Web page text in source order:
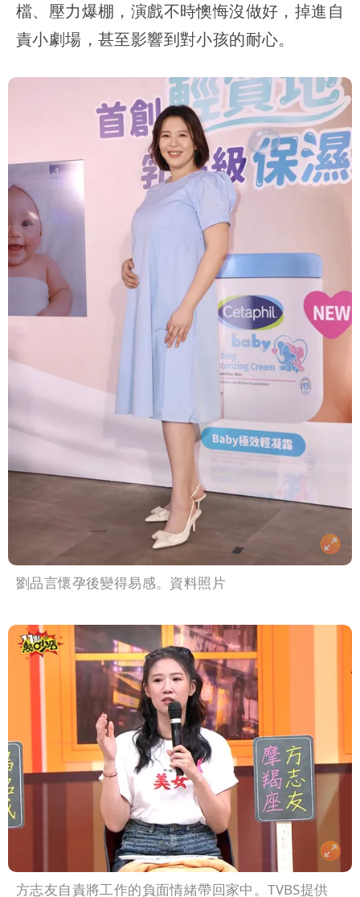
檔、壓力爆棚，演戲不時懊悔沒做好，掉進自
責小劇場，甚至影響到對小孩的耐心。
劉品言懷孕後變得易感。資料照片
方志友自責將工作的負面情緒帶回家中。TVBS提供